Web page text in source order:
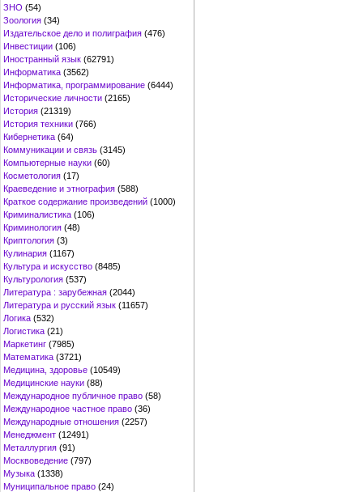
ЗНО (54)
Зоология (34)
Издательское дело и полиграфия (476)
Инвестиции (106)
Иностранный язык (62791)
Информатика (3562)
Информатика, программирование (6444)
Исторические личности (2165)
История (21319)
История техники (766)
Кибернетика (64)
Коммуникации и связь (3145)
Компьютерные науки (60)
Косметология (17)
Краеведение и этнография (588)
Краткое содержание произведений (1000)
Криминалистика (106)
Криминология (48)
Криптология (3)
Кулинария (1167)
Культура и искусство (8485)
Культурология (537)
Литература : зарубежная (2044)
Литература и русский язык (11657)
Логика (532)
Логистика (21)
Маркетинг (7985)
Математика (3721)
Медицина, здоровье (10549)
Медицинские науки (88)
Международное публичное право (58)
Международное частное право (36)
Международные отношения (2257)
Менеджмент (12491)
Металлургия (91)
Москвоведение (797)
Музыка (1338)
Муниципальное право (24)